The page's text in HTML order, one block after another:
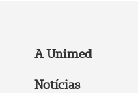
A Unimed
Notícias